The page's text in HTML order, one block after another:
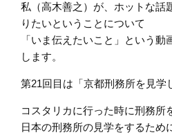
私（高木善之）が、ホットな話
りたいということについて
「いま伝えたいこと」という
します。
第21回目は「京都刑務所を見学
コスタリカに行った時に刑務所
日本の刑務所の見学をするため